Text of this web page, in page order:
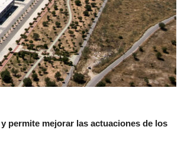
permite mejorar las actuaciones de los